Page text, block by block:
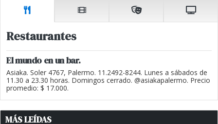
Restaurantes
El mundo en un bar.
Asiaka. Soler 4767, Palermo. 11.2492-8244. Lunes a sábados de
11.30 a 23.30 horas. Domingos cerrado. @asiakapalermo. Precio
promedio: $ 17.000.
MÁS LEÍDAS